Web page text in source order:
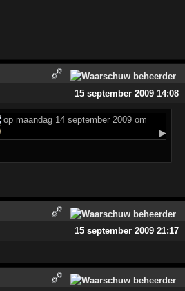
15 september 2009 14:08
op maandag 14 september 2009 om
▶
15 september 2009 21:17